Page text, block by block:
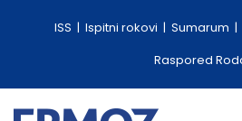
ISS Ispitni rokovi Sumarum
Raspored